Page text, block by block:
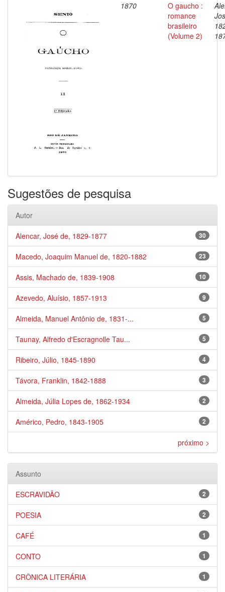
1870
O gaucho :
romance
brasileiro
(Volume 2)
Sugestões de pesquisa
Autor
30
Alencar, José de, 1829-1877
23
Macedo, Joaquim Manuel de, 1820-1882
10
Assis, Machado de, 1839-1908
9
Azevedo, Aluísio, 1857-1913
5
Almeida, Manuel Antônio de, 1831-...
5
Taunay, Alfredo d'Escragnolle Tau...
4
Ribeiro, Júlio, 1845-1890
3
Távora, Franklin, 1842-1888
2
Almeida, Júlia Lopes de, 1862-1934
2
Américo, Pedro, 1843-1905
próximo >
Assunto
2
ESCRAVIDÃO
2
POESIA
1
CAFÉ
1
CONTO
1
CRÔNICA LITERÁRIA